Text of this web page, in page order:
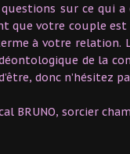
sur ce qui
que votre couple est
à votre relation.
de la
donc n’hésitez
BRUNO, sorcier